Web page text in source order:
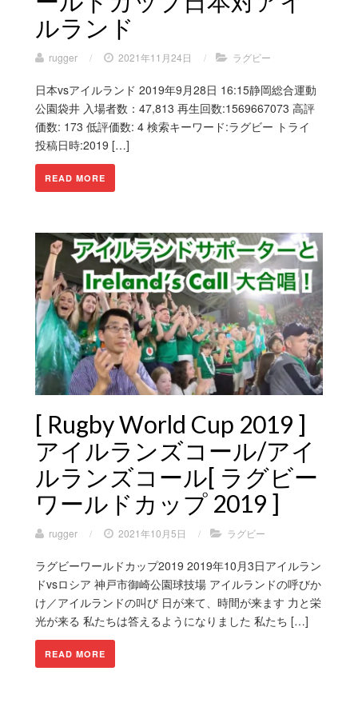
ルランド
rugger / 2021年11月24日 / ラグビー
日本vsアイルランド 2019年9月28日 16:15静岡総合運動
公園袋井 入場者数：47,813 再生回数:1569667073 高評
価数: 173 低評価数: 4 検索キーワード:ラグビー トライ
投稿日時:2019 […]
READ MORE
[ Rugby World Cup 2019 ]
アイルランズコール/アイ
ルランズコール[ ラグビー
ワールドカップ 2019 ]
rugger / 2021年10月5日 / ラグビー
ラグビーワールドカップ2019 2019年10月3日アイルラン
ドvsロシア 神戸市御崎公園球技場 アイルランドの呼びか
け／アイルランドの叫び 日が来て、時間が来ます 力と栄
光が来る 私たちは答えるようになりました 私たち […]
READ MORE